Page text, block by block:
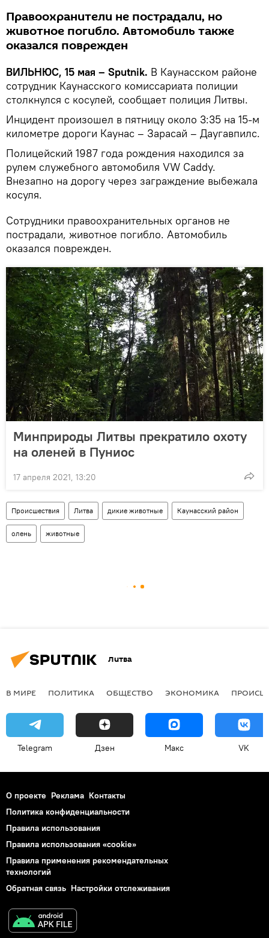
Правоохранители не пострадали, но
животное погибло. Автомобиль также
оказался поврежден
ВИЛЬНЮС, 15 мая – Sputnik. В Каунасском районе
сотрудник Каунасского комиссариата полиции
столкнулся с косулей, сообщает полиция Литвы.
Инцидент произошел в пятницу около 3:35 на 15-м
километре дороги Каунас – Зарасай – Даугавпилс.
Полицейский 1987 года рождения находился за
рулем служебного автомобиля VW Caddy.
Внезапно на дорогу через заграждение выбежала
косуля.
Сотрудники правоохранительных органов не
пострадали, животное погибло. Автомобиль
оказался поврежден.
Минприроды Литвы прекратило охоту
на оленей в Пуниос
17 апреля 2021, 13:20
Происшествия Литва дикие животные Каунасский район
олень животные
Литва
В МИРЕ ПОЛИТИКА ОБЩЕСТВО ЭКОНОМИКА
Telegram Дзен Макс VK
О проекте Реклама Контакты
Политика конфиденциальности
Правила использования
Правила использования «cookie»
Правила применения рекомендательных
технологий
Обратная связь Настройки отслеживания